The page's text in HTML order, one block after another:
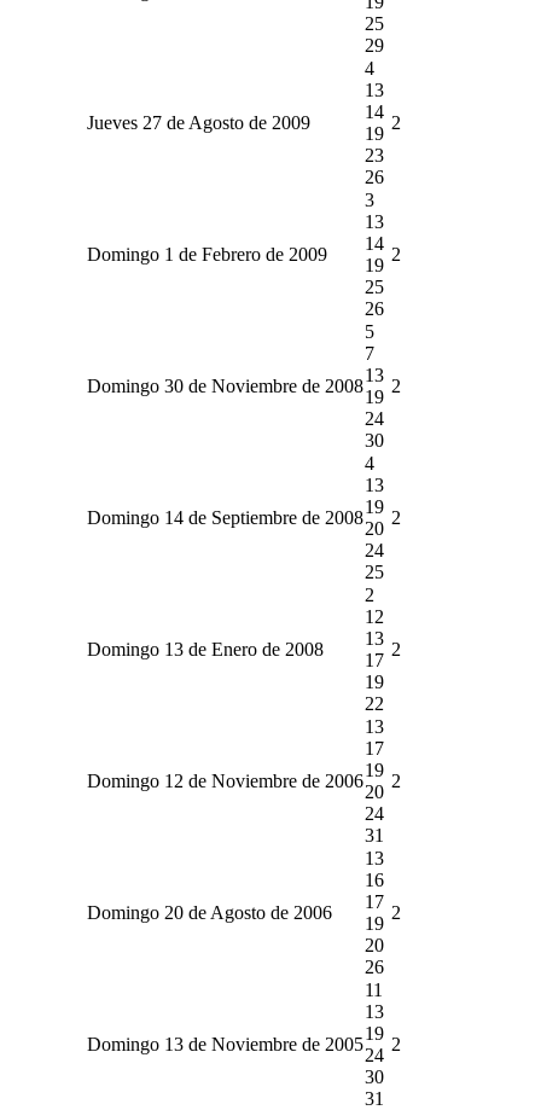
25
29
Jueves 27 de Agosto de 2009
4
13
14
19
23
26
2
Domingo 1 de Febrero de 2009
3
13
14
19
25
26
2
Domingo 30 de Noviembre de 2008
5
7
13
19
24
30
2
Domingo 14 de Septiembre de 2008
4
13
19
20
24
25
2
Domingo 13 de Enero de 2008
2
12
13
17
19
22
2
Domingo 12 de Noviembre de 2006
13
17
19
20
24
31
2
Domingo 20 de Agosto de 2006
13
16
17
19
20
26
2
Domingo 13 de Noviembre de 2005
11
13
19
24
30
31
2